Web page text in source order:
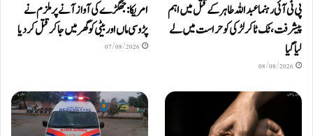
پی ٹی آئی رہنما عبداللہ طاہر کے قتل میں اہم
پیشرفت، ٹک ٹاکر لڑکی کو حراست میں لے
لیا گیا
08/08/2026
امریکا: جھگڑے کی آواز آنے پر ملزم نے
پڑوسی ماں اور بیٹی کو گھر میں جا کر قتل کر دیا
07/08/2026